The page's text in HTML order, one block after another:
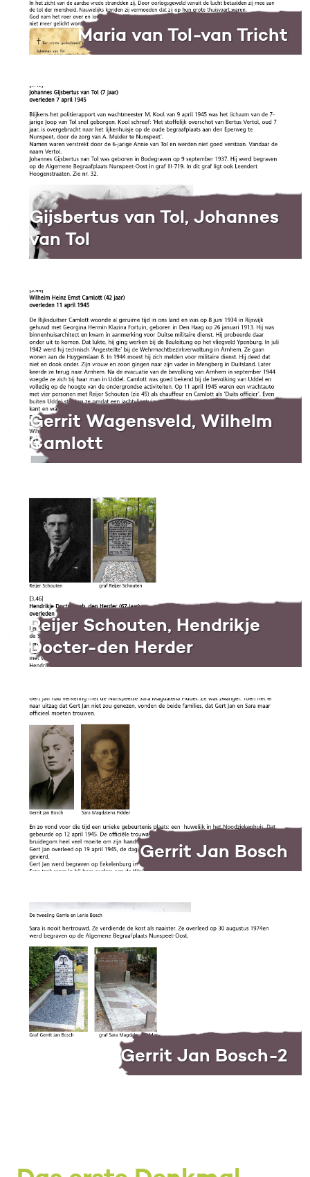
Maria van Tol-van Tricht
Gijsbertus van Tol, Johannes
van Tol
Gerrit Wagensveld, Wilhelm
Camlott
Reijer Schouten, Hendrikje
Docter-den Herder
Gerrit Jan Bosch
Gerrit Jan Bosch-2